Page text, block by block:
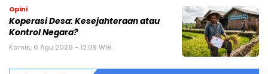
Opini
Koperasi Desa: Kesejahteraan atau
Kontrol Negara?
Kamis, 6 Agu 2026 - 12:09 WIB